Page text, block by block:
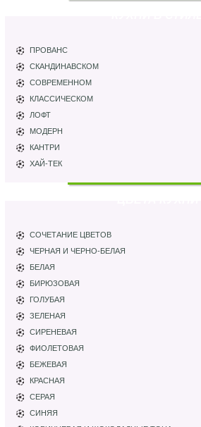
ПРОВАНС
СКАНДИНАВСКОМ
СОВРЕМЕННОМ
КЛАССИЧЕСКОМ
ЛОФТ
МОДЕРН
КАНТРИ
ХАЙ-ТЕК
СОЧЕТАНИЕ ЦВЕТОВ
ЧЕРНАЯ И ЧЕРНО-БЕЛАЯ
БЕЛАЯ
БИРЮЗОВАЯ
ГОЛУБАЯ
ЗЕЛЕНАЯ
СИРЕНЕВАЯ
ФИОЛЕТОВАЯ
БЕЖЕВАЯ
КРАСНАЯ
СЕРАЯ
СИНЯЯ